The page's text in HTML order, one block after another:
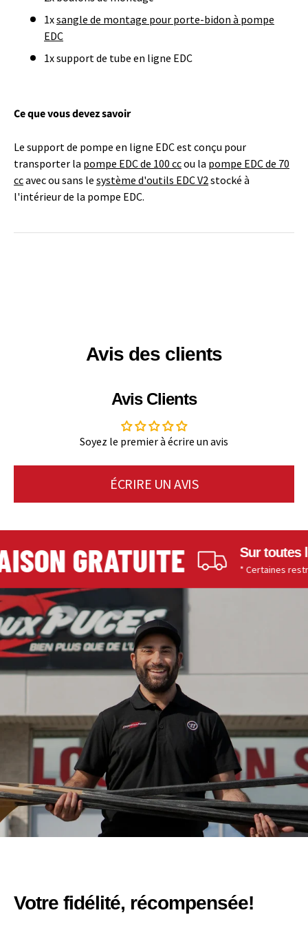
1xsangle de montage pour porte-bidon à pompe
EDC
1x support de tube en ligne EDC
Ce que vous devez savoir
Le support de pompe en ligne EDC est conçu pour
transporter la pompe EDC de 100 ccou la pompe EDC de 70
ccavec ou sans le système d'outils EDC V2stocké à
l'intérieur de la pompe EDC.
Avis des clients
Avis Clients
Soyez le premier à écrire un avis
ÉCRIRE UN AVIS
GRATUITE Sur toutes les
* Certaines
Votre fidélité, récompensée!